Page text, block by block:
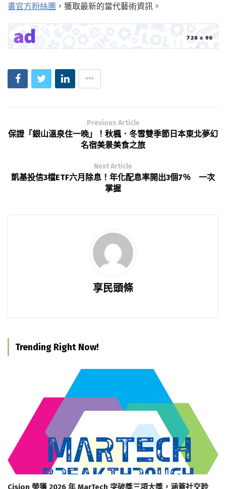
書官方粉絲團 ，獲取最新的當代藝術資訊。
Previous Article
保證「銀山溫泉住一晚」！秋楓．冬雪雙季節日本東北夢幻
名宿美景美食之旅
Next Article
凱基投信3檔ETF六月除息！年化配息率開出3個7％ 一次
掌握
享民頭條
Trending Right Now!
Cision 榮獲 2026 年 MarTech 突破獎三項大獎，涵蓋社交聆